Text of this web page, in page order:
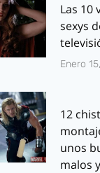
Las 10
sexys
Enero
12
unos
malos